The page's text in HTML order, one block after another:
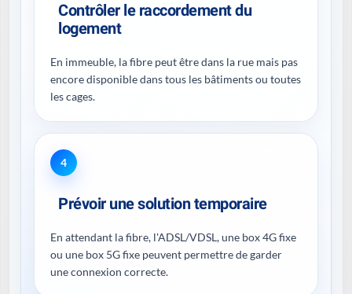
Contrôler le raccordement du
logement
En immeuble, la fibre peut être dans la rue mais pas
encore disponible dans tous les bâtiments ou toutes
les cages.
4
Prévoir une solution temporaire
En attendant la fibre, l'ADSL/VDSL, une box 4G fixe
ou une box 5G fixe peuvent permettre de garder
une connexion correcte.